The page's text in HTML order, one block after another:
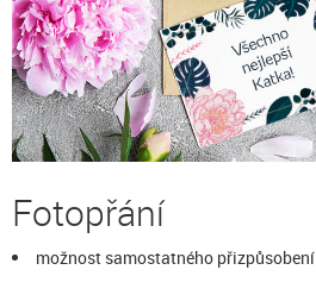
Fotopřání
možnost samostatného přizpůsobení